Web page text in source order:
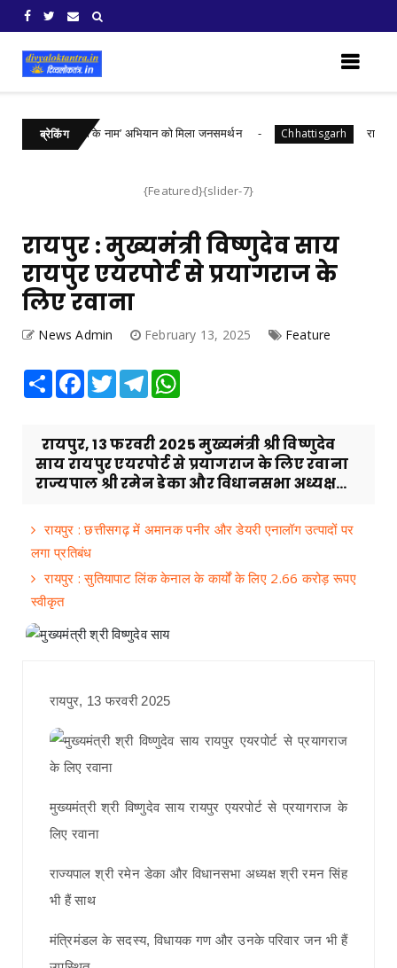
ब्रेकिंग
में ‘एक पेड़ माँ के नाम’ अभियान को मिला जनसमर्थन Chhattisgarh रायपुर :
{Featured}{slider-7}
रायपुर : मुख्यमंत्री विष्णुदेव साय
रायपुर एयरपोर्ट से प्रयागराज के
लिए रवाना
News Admin February 13, 2025 Feature
Share Facebook
TwitterTelegram
रायपुर, 13 फरवरी 2025 मुख्यमंत्री श्री विष्णुदेव
साय रायपुर एयरपोर्ट से प्रयागराज के लिए रवाना
राज्यपाल श्री रमेन डेका और विधानसभा अध्यक्ष...
रायपुर : छत्तीसगढ़ में अमानक पनीर और डेयरी एनालॉग उत्पादों पर
लगा प्रतिबंध
रायपुर : सुतियापाट लिंक केनाल के कार्यों के लिए 2.66 करोड़ रूपए
स्वीकृत
रायपुर, 13 फरवरी 2025
मुख्यमंत्री श्री विष्णुदेव साय रायपुर एयरपोर्ट से प्रयागराज के
लिए रवाना
राज्यपाल श्री रमेन डेका और विधानसभा अध्यक्ष श्री रमन सिंह
भी हैं साथ
मंत्रिमंडल के सदस्य, विधायक गण और उनके परिवार जन भी हैं